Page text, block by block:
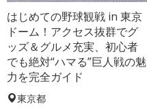
はじめての野球観戦 in 東京
ドーム！アクセス抜群でグ
ッズ＆グルメ充実、初心者
でも絶対“ハマる”巨人戦の魅
力を完全ガイド
東京都